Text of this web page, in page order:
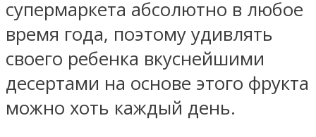
супермаркета абсолютно в любое
время года, поэтому удивлять
своего ребенка вкуснейшими
десертами на основе этого фрукта
можно хоть каждый день.